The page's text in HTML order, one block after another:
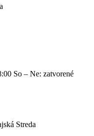
So – Ne: zatvorené
Streda